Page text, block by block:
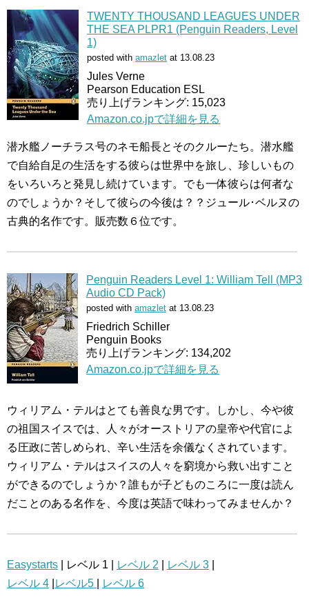
TWENTY THOUSAND LEAGUES UNDER
THE SEA PLPR1 (Penguin Readers, Level
1)
posted with amazlet at 13.08.23
Jules Verne
Pearson Education ESL
売り上げランキング: 15,023
Amazon.co.jpで詳細を見る
潜水艦ノーチラス号のネモ船長とそのクルーたち。潜水艦
で自給自足の生活をする彼らは世界中を旅し、珍しいもの
をいろいろと発見し続けています。でも一体彼らは何者な
のでしょうか？そして彼らの今後は？？ジュール･ベルヌの
古典的名作です。販売数６位です。
Penguin Readers Level 1: William Tell (MP3
Audio CD Pack)
posted with amazlet at 13.08.23
Friedrich Schiller
Penguin Books
売り上げランキング: 134,202
Amazon.co.jpで詳細を見る
ウィリアム・テルはとても善良な男です。しかし、今や彼
の祖国スイスでは、人々がオーストリアの皇帝や代官によ
る圧政に苦しめられ、辛い生活を余儀なくされています。
ウィリアム・テルはスイスの人々を窮境から救い出すこと
ができるのでしょうか？誰もが子どものころに一度は読ん
だことのある名作を、今度は英語で味わってみませんか？
Easystarts | レベル 1 | レベル 2 レベル 3
レベル 4 レベル5 レベル 6